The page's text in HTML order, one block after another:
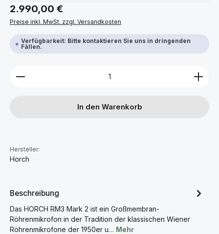
Regulärer Preis:
2.990,00 €
Preise inkl. MwSt. zzgl. Versandkosten
Verfügbarkeit: Bitte kontaktieren Sie uns in dringenden
Fällen.
Produkt Anzahl: Gib den gewünschten Wert ein
In den Warenkorb
Hersteller:
Horch
Beschreibung
Das HORCH RM3 Mark 2 ist ein Großmembran-
Röhrenmikrofon in der Tradition der klassischen Wiener
Röhrenmikrofone der 1950er u… Mehr